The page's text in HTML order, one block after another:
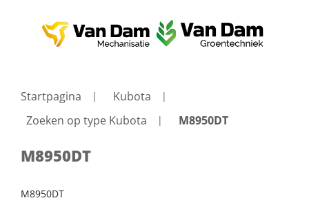
Startpagina
Kubota
Zoeken op type Kubota
M8950DT
M8950DT
M8950DT